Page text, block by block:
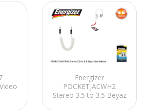
Energizer
POCKETJACWH2
Stereo 3.5 to 3.5 Beyaz